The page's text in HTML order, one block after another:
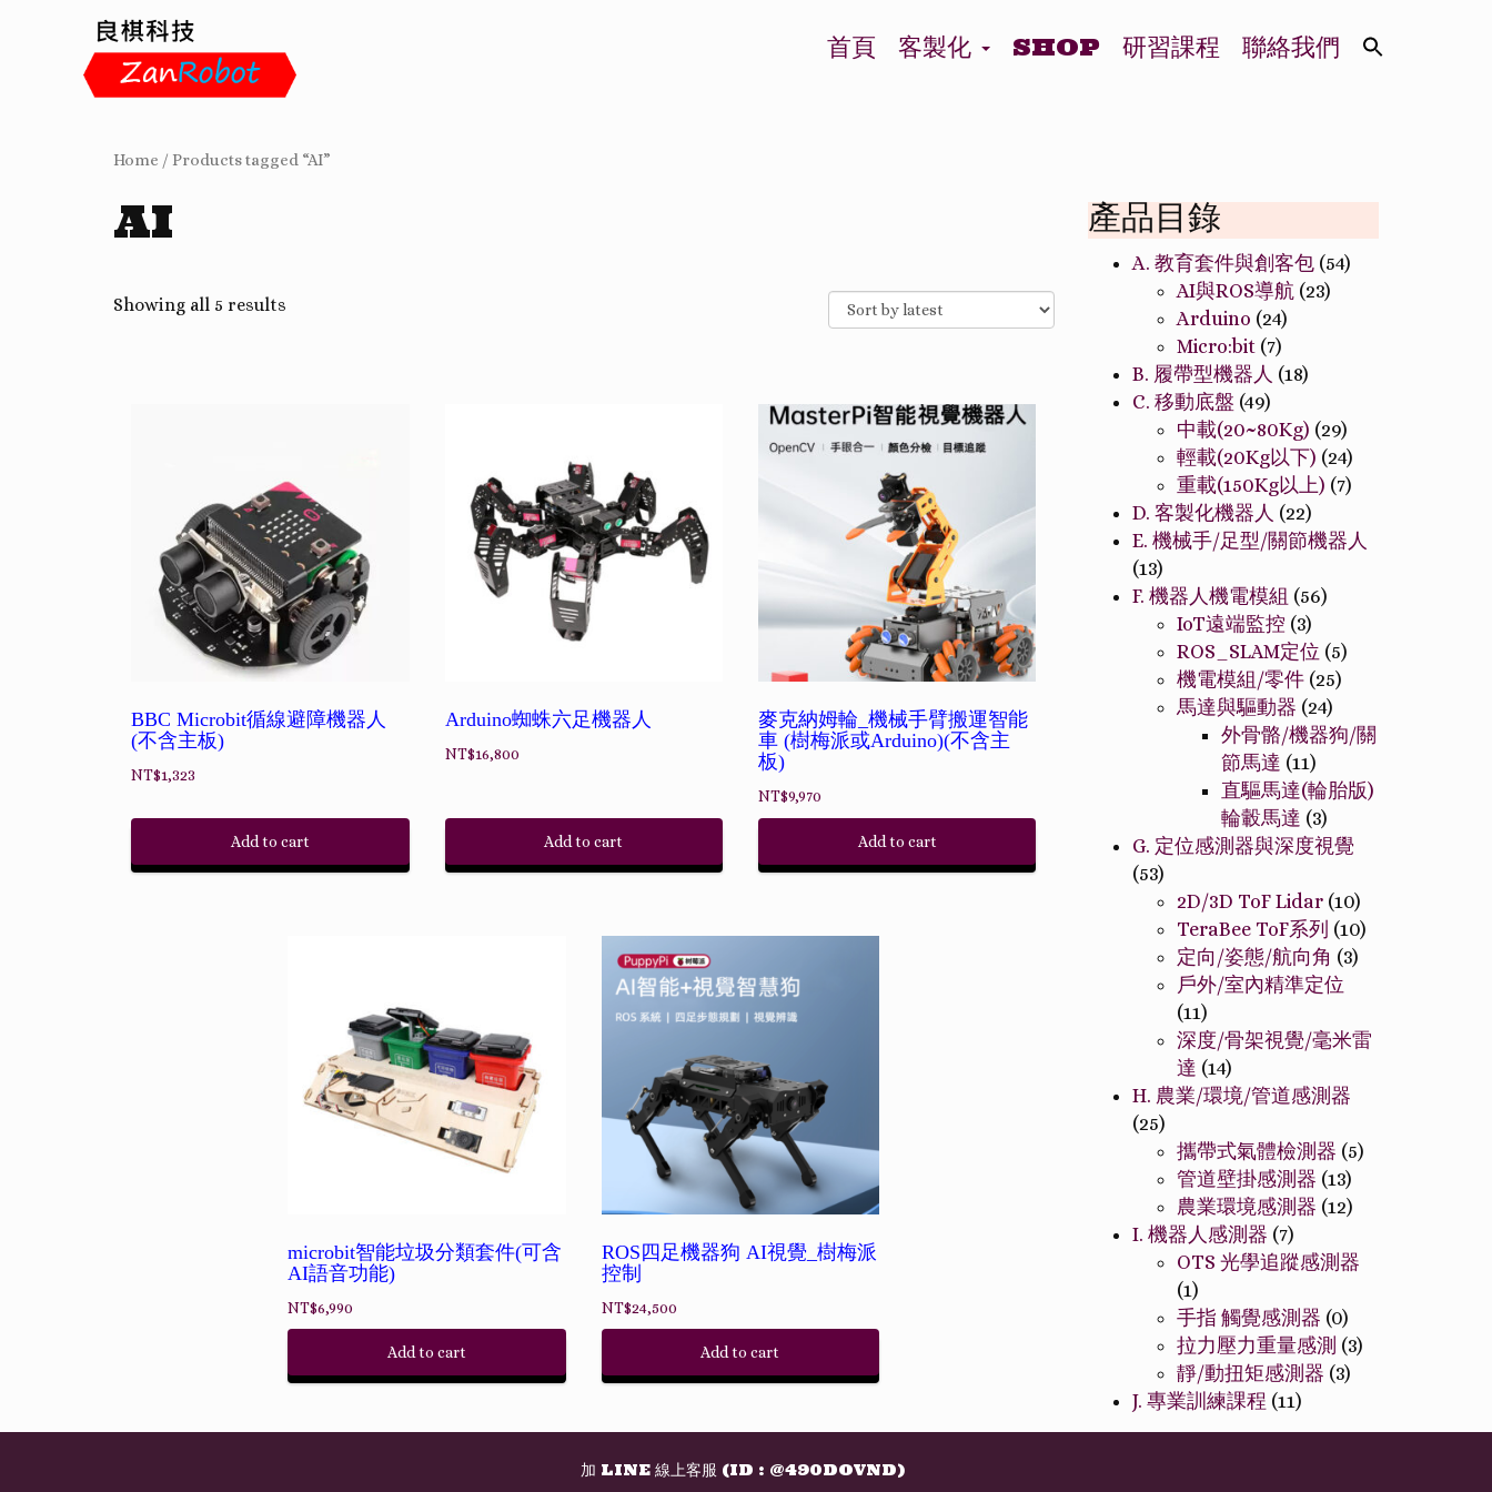
首頁 客製化 SHOP 研習課程 聯絡我們
Home / Products tagged “AI”
AI
Showing all 5 results
BBC Microbit循線避障機器人
(不含主板)
NT$1,323
Add to cart
Arduino蜘蛛六足機器人
NT$16,800
Add to cart
麥克納姆輪_機械手臂搬運智能
車 (樹梅派或Arduino)(不含主
板)
NT$9,970
Add to cart
microbit智能垃圾分類套件(可含
AI語音功能)
NT$6,990
Add to cart
ROS四足機器狗 AI視覺_樹梅派
控制
NT$24,500
Add to cart
產品目錄
A. 教育套件與創客包 (54)
AI與ROS導航 (23)
Arduino (24)
Micro:bit (7)
B. 履帶型機器人 (18)
C. 移動底盤 (49)
中載(20~80Kg) (29)
輕載(20Kg以下) (24)
重載(150Kg以上) (7)
D. 客製化機器人 (22)
E. 機械手/足型/關節機器人
(13)
F. 機器人機電模組 (56)
IoT遠端監控 (3)
ROS_SLAM定位 (5)
機電模組/零件 (25)
馬達與驅動器 (24)
外骨骼/機器狗/關
節馬達 (11)
直驅馬達(輪胎版)
輪轂馬達 (3)
G. 定位感測器與深度視覺
(53)
2D/3D ToF Lidar (10)
TeraBee ToF系列 (10)
定向/姿態/航向角 (3)
戶外/室內精準定位
(11)
深度/骨架視覺/毫米雷
達 (14)
H. 農業/環境/管道感測器
(25)
攜帶式氣體檢測器 (5)
管道壁掛感測器 (13)
農業環境感測器 (12)
I. 機器人感測器 (7)
OTS 光學追蹤感測器
(1)
手指 觸覺感測器 (0)
拉力壓力重量感測 (3)
靜/動扭矩感測器 (3)
J. 專業訓練課程 (11)
加 LINE 線上客服 (ID : @490DOVND)